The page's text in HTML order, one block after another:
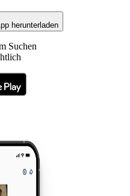
herunterladen
Suchen